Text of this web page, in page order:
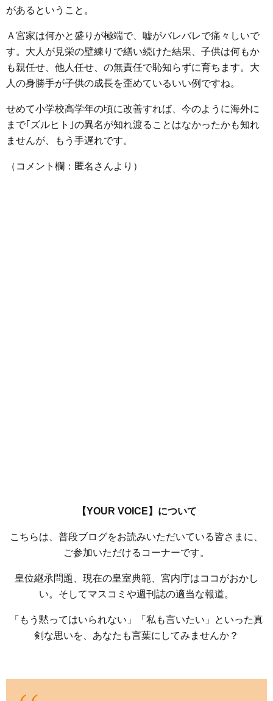
があるということ。
Ａ宮家は何かと盛りが極端で、嘘がバレバレで痛々しいで
す。大人が見栄の壁練りで繕い続けた結果、子供は何もか
も親任せ、他人任せ、の無責任で恥知らずに育ちます。大
人の身勝手が子供の成長を歪めているいい例ですね。
せめて小学校高学年の頃に改善すれば、今のように海外に
まで｢ズルヒト｣の異名が知れ渡ることはなかったかも知れ
ませんが、もう手遅れです。
（コメント欄：匿名さんより）
【YOUR VOICE】について
こちらは、普段ブログをお読みいただいている皆さまに、
ご参加いただけるコーナーです。
皇位継承問題、現在の皇室典範、宮内庁はココがおかし
い。そしてマスコミや週刊誌の適当な報道。
「もう黙ってはいられない」「私も言いたい」といった真
剣な思いを、あなたも言葉にしてみませんか？